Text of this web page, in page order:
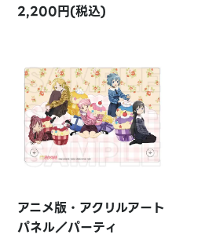
2,200円(税込)
アニメ版・アクリルアート
パネル／パーティ